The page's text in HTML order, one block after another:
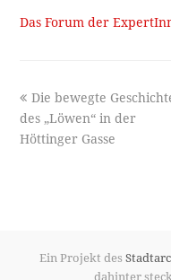
Das Forum der
previous
post:
Die bewegte
des „Löwen“ in der
Höttinger Gasse
Ein Projekt des
dahinter